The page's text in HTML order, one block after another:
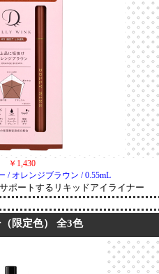
￥1,430
/ オレンジブラウン / 0.55mL
ポートするリキッドアイライナー
限定色） 全3色